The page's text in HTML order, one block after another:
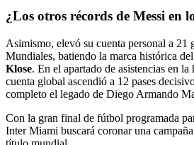
¿Los otros récords de Messi en
Asimismo, elevó su cuenta personal a 21
Mundiales, batiendo la marca histórica
Klose. En el apartado de asistencias en
cuenta global ascendió a 12 pases
completo el legado de Diego Armando
Con la gran final de fútbol programada
Inter Miami buscará coronar una